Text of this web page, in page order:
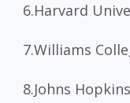
6.Harvard
7.Williams
8.Johns